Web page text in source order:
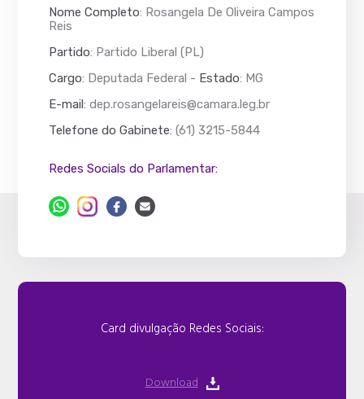
Nome Completo: Rosangela De Oliveira Campos
Reis
Partido: Partido Liberal (PL)
Cargo: Deputada Federal - Estado: MG
E-mail:dep.rosangelareis@camara.leg.br
Telefone do Gabinete: (61) 3215-5844
Redes Socials do Parlamentar:
Card divulgação Redes Sociais:
Download